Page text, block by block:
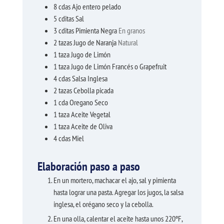
8cdasAjo entero pelado
5 cditasSal
3cditas Pimienta Negra En granos
2 tazas Jugo de Naranja Natural
1 taza Jugo de Limón
1 taza Jugo de Limón Francés o Grapefruit
4cdasSalsa Inglesa
2 tazasCebolla picada
1 cdaOregano Seco
1 tazaAceite Vegetal
1 tazaAceite de Oliva
4cdas Miel
Elaboración paso a paso
En un mortero, machacar el ajo, sal y pimienta
hasta lograr una pasta. Agregar los jugos, la salsa
inglesa, el orégano seco y la cebolla.
En una olla, calentar el aceite hasta unos 220ºF,